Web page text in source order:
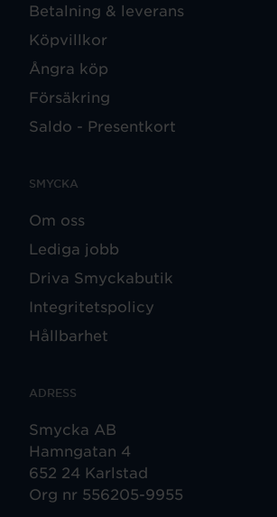
Betalning & leverans
Köpvillkor
Ångra köp
Försäkring
Saldo - Presentkort
SMYCKA
Om oss
Lediga jobb
Driva Smyckabutik
Integritetspolicy
Hållbarhet
ADRESS
Smycka AB
Hamngatan 4
652 24 Karlstad
Org nr 556205-9955